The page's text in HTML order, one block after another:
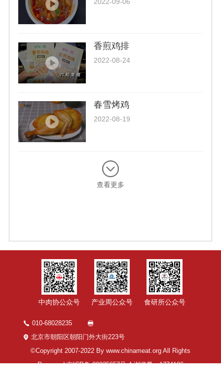
香煎鸡排
2022-08-24
春雪烤鸡
2022-08-19
查看更多
中肉协公众号 产业周公众号 食研所公众号
010-68028235
北京市朝阳区朝阳门外大街223号
©Copyright 2007-2022 By www.chinameat.org All Rights
Reserved京ICP备 09035657号-4浏览量：1774106